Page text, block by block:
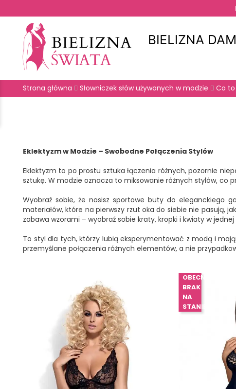
BIELIZNA
Strona główna Słowniczek słów używanych w modzie Co to
Eklektyzm w Modzie – Swobodne Połączenia Stylów
Eklektyzm to po prostu sztuka łączenia różnych, pozornie
sztukę. W modzie oznacza to miksowanie różnych stylów, co
Wyobraź sobie, że nosisz sportowe buty do eleganckiego
materiałów, które na pierwszy rzut oka do siebie nie pasują,
zabawa wzorami – wyobraź sobie kraty, kropki i kwiaty w jednej
To styl dla tych, którzy lubią eksperymentować z modą i
przemyślane połączenia różnych elementów, a nie
OBECNIE
BRAK
NA
STANIE